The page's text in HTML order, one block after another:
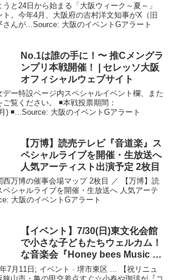
と24日から始まる「大阪ウィーク～夏～」
。今年4月、大阪府の吉村洋文知事がX（旧
んが...Source: 大阪のイベントGアラート
No.1は誰の手に！〜 推Cメングラ
ンプリ本戦開催！ | セレッソ大阪
オフィシャルウェブサイト
ー特設ページ内スペシャルイベント欄、また
覧ください。 ◾️本戦投票期間：
) ◾️...Source: 大阪のイベントGアラート
【万博】読売テレビ『音道楽』ス
ペシャルライブを開催・生放送へ
人気アーティスト出演予定 2枚目
西万博の催事会場マップ 2枚目 ／ 【万博】読
シャルライブを開催・生放送へ 人気アーテ
大阪のイベントGアラート
【イベント 】7/30(日)東文化会館
で小さな子どもたちウェルカム！
な音楽会『Honey bees Music …
7月11日; イベント · 堺市東区 ... 【祝リニュ